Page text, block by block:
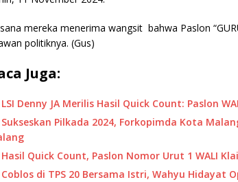
mereka menerima wangsit bahwa Paslon
politiknya. (Gus)
Juga:
LSI Denny JA Merilis Hasil Quick Count: Paslon
Sukseskan Pilkada 2024, Forkopimda Kota
Hasil Quick Count, Paslon Nomor Urut 1 WALI
Coblos di TPS 20 Bersama Istri, Wahyu Hidayat